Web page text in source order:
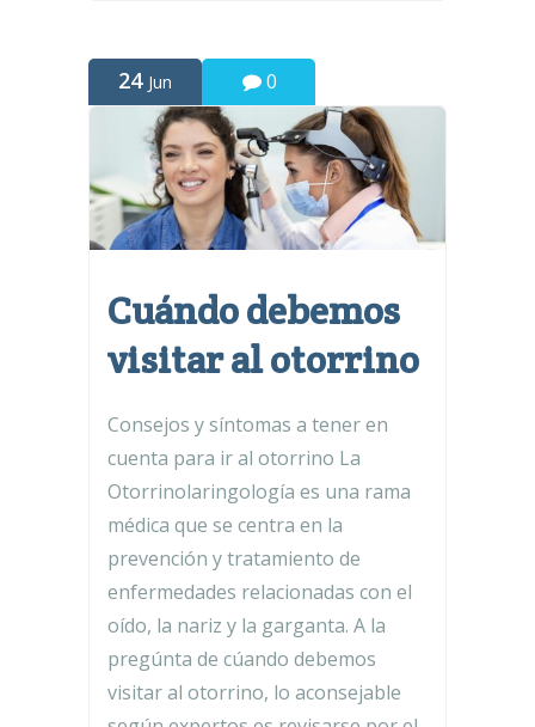
24 Jun 0
Cuándo debemos
visitar al otorrino
Consejos y síntomas a tener en
cuenta para ir al otorrino La
Otorrinolaringología es una rama
médica que se centra en la
prevención y tratamiento de
enfermedades relacionadas con el
oído, la nariz y la garganta. A la
pregúnta de cúando debemos
visitar al otorrino, lo aconsejable